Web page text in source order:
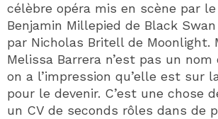
célèbre opéra mis en scène par
Benjamin Millepied de Black
par Nicholas Britell de Moonlight.
Melissa Barrera n’est pas un
on a l’impression qu’elle est sur
pour le devenir. C’est une chose
un CV de seconds rôles dans de